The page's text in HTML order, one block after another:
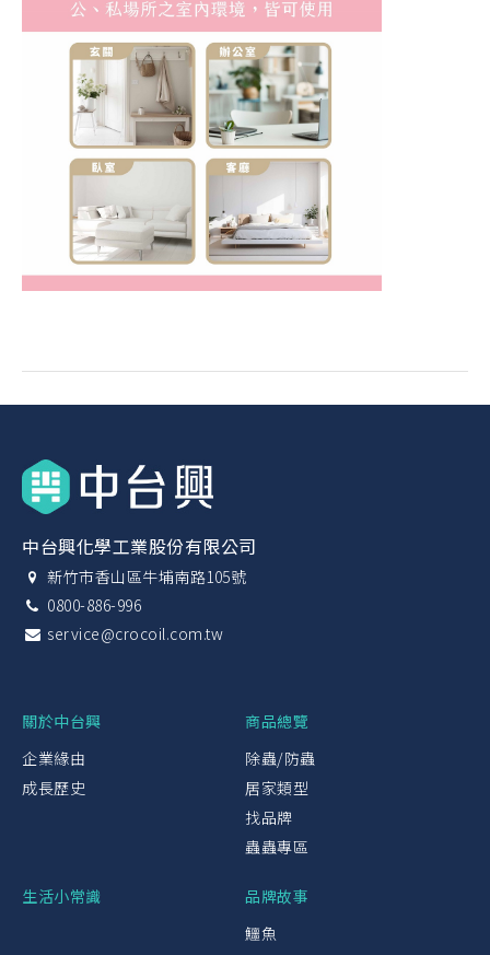
中台興化學工業股份有限公司
新竹市香山區牛埔南路105號
0800-886-996
service@crocoil.com.tw
關於中台興
企業緣由
成長歷史
商品總覽
除蟲/防蟲
居家類型
找品牌
蟲蟲專區
生活小常識
品牌故事
鱷魚